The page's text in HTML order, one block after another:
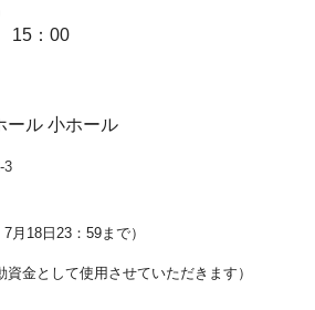
15：00
ール 小ホール
3
月18日23：59まで）
金として使用させていただきます）